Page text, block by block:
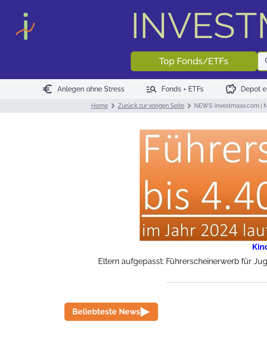
Top Fonds/ETFs
euro Anlegen ohne Stress manage_search Fonds + ETFs savings Depot
Home Zurück zur vorigen Seite NEWS: investmaxx.com
Eltern aufgepasst: Führerscheinerwerb für
Beliebteste News